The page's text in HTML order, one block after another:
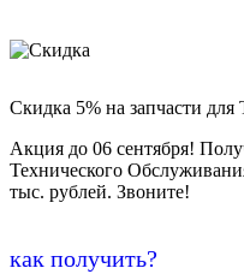
Скидка 5% на запчасти для
Акция до 06 сентября!
Технического
тыс. рублей. Звоните!
как получить?